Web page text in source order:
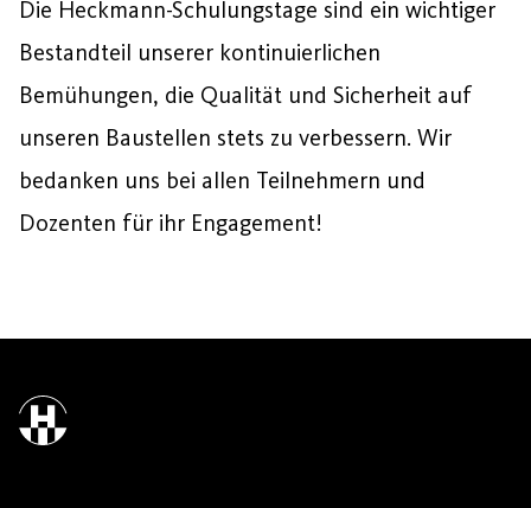
Die Heckmann-Schulungstage sind ein wichtiger
Bestandteil unserer kontinuierlichen
Bemühungen, die Qualität und Sicherheit auf
unseren Baustellen stets zu verbessern. Wir
bedanken uns bei allen Teilnehmern und
Dozenten für ihr Engagement!